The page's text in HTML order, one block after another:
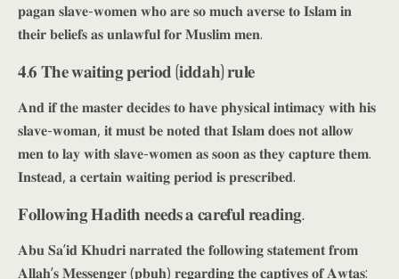
𝐩𝐚𝐠𝐚𝐧 𝐬𝐥𝐚𝐯𝐞-𝐰𝐨𝐦𝐞𝐧 𝐰𝐡𝐨 𝐚𝐫𝐞 𝐬𝐨 𝐦𝐮𝐜𝐡 𝐚𝐯𝐞𝐫𝐬𝐞 𝐭𝐨 𝐈𝐬𝐥𝐚𝐦 𝐢𝐧
𝐭𝐡𝐞𝐢𝐫 𝐛𝐞𝐥𝐢𝐞𝐟𝐬 𝐚𝐬 𝐮𝐧𝐥𝐚𝐰𝐟𝐮𝐥 𝐟𝐨𝐫 𝐌𝐮𝐬𝐥𝐢𝐦 𝐦𝐞𝐧.
𝟒.𝟔 𝐓𝐡𝐞 𝐰𝐚𝐢𝐭𝐢𝐧𝐠 𝐩𝐞𝐫𝐢𝐨𝐝 (𝐢𝐝𝐝𝐚𝐡) 𝐫𝐮𝐥𝐞
𝐀𝐧𝐝 𝐢𝐟 𝐭𝐡𝐞 𝐦𝐚𝐬𝐭𝐞𝐫 𝐝𝐞𝐜𝐢𝐝𝐞𝐬 𝐭𝐨 𝐡𝐚𝐯𝐞 𝐩𝐡𝐲𝐬𝐢𝐜𝐚𝐥 𝐢𝐧𝐭𝐢𝐦𝐚𝐜𝐲 𝐰𝐢𝐭𝐡 𝐡𝐢𝐬
𝐬𝐥𝐚𝐯𝐞-𝐰𝐨𝐦𝐚𝐧, 𝐢𝐭 𝐦𝐮𝐬𝐭 𝐛𝐞 𝐧𝐨𝐭𝐞𝐝 𝐭𝐡𝐚𝐭 𝐈𝐬𝐥𝐚𝐦 𝐝𝐨𝐞𝐬 𝐧𝐨𝐭 𝐚𝐥𝐥𝐨𝐰
𝐦𝐞𝐧 𝐭𝐨 𝐥𝐚𝐲 𝐰𝐢𝐭𝐡 𝐬𝐥𝐚𝐯𝐞-𝐰𝐨𝐦𝐞𝐧 𝐚𝐬 𝐬𝐨𝐨𝐧 𝐚𝐬 𝐭𝐡𝐞𝐲 𝐜𝐚𝐩𝐭𝐮𝐫𝐞 𝐭𝐡𝐞𝐦.
𝐈𝐧𝐬𝐭𝐞𝐚𝐝, 𝐚 𝐜𝐞𝐫𝐭𝐚𝐢𝐧 𝐰𝐚𝐢𝐭𝐢𝐧𝐠 𝐩𝐞𝐫𝐢𝐨𝐝 𝐢𝐬 𝐩𝐫𝐞𝐬𝐜𝐫𝐢𝐛𝐞𝐝.
𝐅𝐨𝐥𝐥𝐨𝐰𝐢𝐧𝐠 𝐇𝐚𝐝𝐢𝐭𝐡 𝐧𝐞𝐞𝐝𝐬 𝐚 𝐜𝐚𝐫𝐞𝐟𝐮𝐥 𝐫𝐞𝐚𝐝𝐢𝐧𝐠.
𝐀𝐛𝐮 𝐒𝐚’𝐢𝐝 𝐊𝐡𝐮𝐝𝐫𝐢 𝐧𝐚𝐫𝐫𝐚𝐭𝐞𝐝 𝐭𝐡𝐞 𝐟𝐨𝐥𝐥𝐨𝐰𝐢𝐧𝐠 𝐬𝐭𝐚𝐭𝐞𝐦𝐞𝐧𝐭 𝐟𝐫𝐨𝐦
𝐀𝐥𝐥𝐚𝐡’𝐬 𝐌𝐞𝐬𝐬𝐞𝐧𝐠𝐞𝐫 (𝐩𝐛𝐮𝐡) 𝐫𝐞𝐠𝐚𝐫𝐝𝐢𝐧𝐠 𝐭𝐡𝐞 𝐜𝐚𝐩𝐭𝐢𝐯𝐞𝐬 𝐨𝐟 𝐀𝐰𝐭𝐚𝐬: